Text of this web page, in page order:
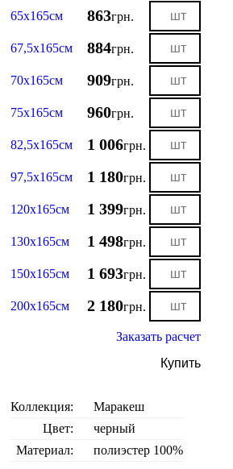
65х165см 863грн.
67,5х165см 884грн.
70х165см 909грн.
75х165см 960грн.
82,5х165см 1 006грн.
97,5х165см 1 180грн.
120х165см 1 399грн.
130х165см 1 498грн.
150х165см 1 693грн.
200х165см 2 180грн.
Заказать расчет
Купить
Коллекция:
Маракеш
Цвет:
черный
Материал:
полиэстер 100%